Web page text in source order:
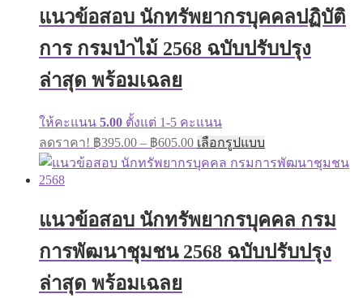
The
options
may
be
แนวข้อสอบ นักทรัพยากรบุคคลปฏิบัติ
การ กรมป่าไม้ 2568 ฉบับปรับปรุง
ล่าสุด พร้อมเฉลย
ให้คะแนน 5.00 ตั้งแต่ 1-5 คะแนน
ลดราคา! ฿395.00 – ฿605.00Price
range:
฿395.00
เลือกรูปแบบ
product
has
The
options
may
be
แนวข้อสอบ นักทรัพยากรบุคคล กรม
การพัฒนาชุมชน 2568 ฉบับปรับปรุง
ล่าสุด พร้อมเฉลย